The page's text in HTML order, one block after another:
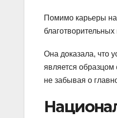
Помимо карьеры на
Она доказала, что
является
не забывая о